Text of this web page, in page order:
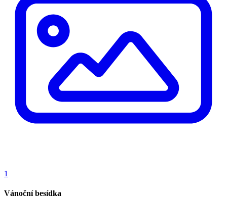
1
Vánoční besídka